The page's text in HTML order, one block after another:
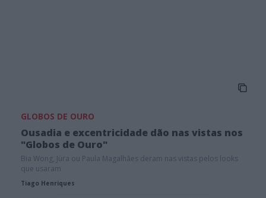
GLOBOS DE OURO
Ousadia e excentricidade dão nas vistas nos
"Globos de Ouro"
Bia Wong, Jüra ou Paula Magalhães deram nas vistas pelos looks
que usaram
Tiago Henriques